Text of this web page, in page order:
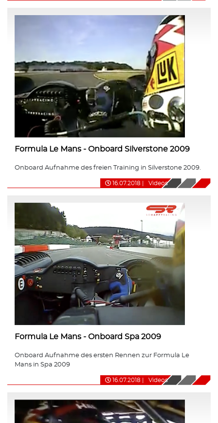
Formula Le Mans - Onboard Silverstone 2009
Onboard Aufnahme des freien Training in Silverstone 2009.
16.07.2018 Videos
Formula Le Mans - Onboard Spa 2009
Onboard Aufnahme des ersten Rennen zur Formula Le
Mans in Spa 2009
16.07.2018 Videos